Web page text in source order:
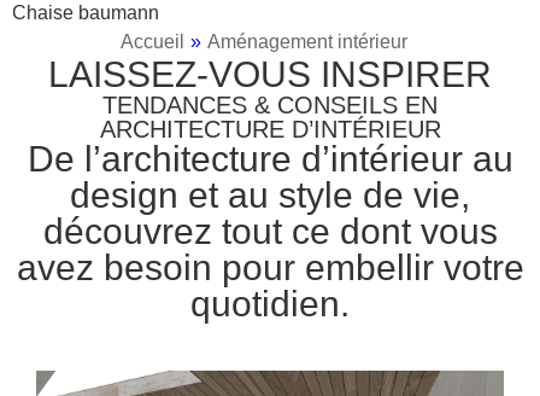
Chaise baumann
Accueil » Aménagement intérieur
LAISSEZ-VOUS INSPIRER
TENDANCES & CONSEILS EN
ARCHITECTURE D’INTÉRIEUR
De l’architecture d’intérieur au
design et au style de vie,
découvrez tout ce dont vous
avez besoin pour embellir votre
quotidien.